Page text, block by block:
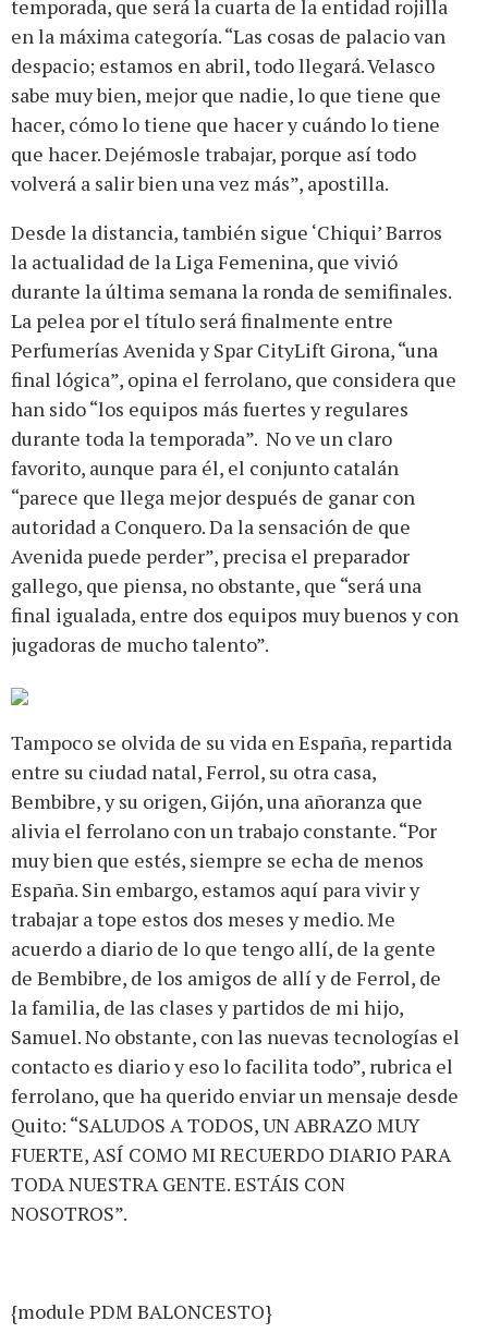
temporada, que será la cuarta de la entidad rojilla
en la máxima categoría. “Las cosas de palacio van
despacio; estamos en abril, todo llegará. Velasco
sabe muy bien, mejor que nadie, lo que tiene que
hacer, cómo lo tiene que hacer y cuándo lo tiene
que hacer. Dejémosle trabajar, porque así todo
volverá a salir bien una vez más”, apostilla.
Desde la distancia, también sigue ‘Chiqui’ Barros
la actualidad de la Liga Femenina, que vivió
durante la última semana la ronda de semifinales.
La pelea por el título será finalmente entre
Perfumerías Avenida y Spar CityLift Girona, “una
final lógica”, opina el ferrolano, que considera que
han sido “los equipos más fuertes y regulares
durante toda la temporada”. No ve un claro
favorito, aunque para él, el conjunto catalán
“parece que llega mejor después de ganar con
autoridad a Conquero. Da la sensación de que
Avenida puede perder”, precisa el preparador
gallego, que piensa, no obstante, que “será una
final igualada, entre dos equipos muy buenos y con
jugadoras de mucho talento”.
Tampoco se olvida de su vida en España, repartida
entre su ciudad natal, Ferrol, su otra casa,
Bembibre, y su origen, Gijón, una añoranza que
alivia el ferrolano con un trabajo constante. “Por
muy bien que estés, siempre se echa de menos
España. Sin embargo, estamos aquí para vivir y
trabajar a tope estos dos meses y medio. Me
acuerdo a diario de lo que tengo allí, de la gente
de Bembibre, de los amigos de allí y de Ferrol, de
la familia, de las clases y partidos de mi hijo,
Samuel. No obstante, con las nuevas tecnologías el
contacto es diario y eso lo facilita todo”, rubrica el
ferrolano, que ha querido enviar un mensaje desde
Quito: “SALUDOS A TODOS, UN ABRAZO MUY
FUERTE, ASÍ COMO MI RECUERDO DIARIO PARA
TODA NUESTRA GENTE. ESTÁIS CON
NOSOTROS”.
{module PDM BALONCESTO}